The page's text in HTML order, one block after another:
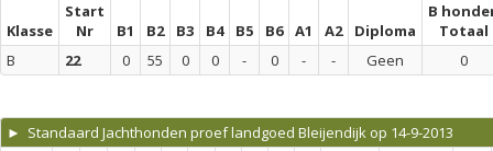
Klasse
Start
Nr
B1 B2 B3 B4 B5 B6 A1 A2 Diploma
B
Totaal
B
22 0 55 0 0 - 0 - - Geen 0
► Standaard Jachthonden proef landgoed Bleijendijk op 14-9-2013